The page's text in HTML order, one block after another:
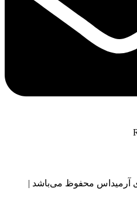
آرمیداس محفوظ می‌باشد |